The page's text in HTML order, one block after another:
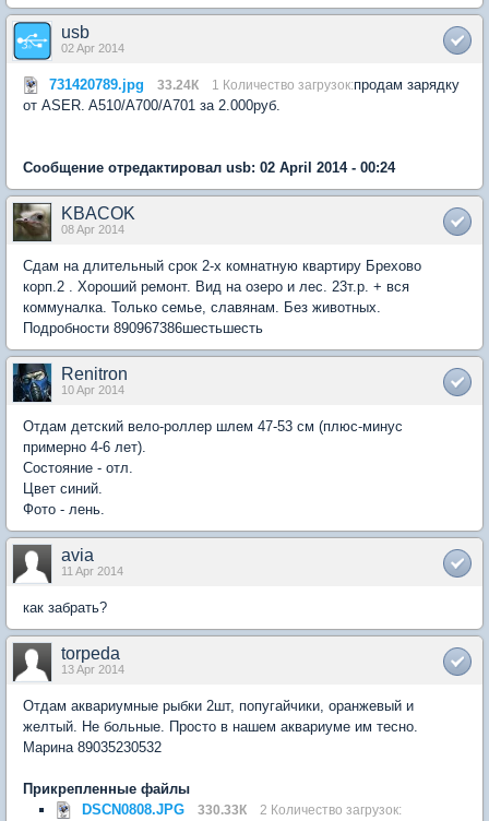
usb
02 Apr 2014
731420789.jpg 33.24К 1 Количество загрузок:продам зарядку
от ASER. A510/A700/A701 за 2.000руб.
Сообщение отредактировал usb: 02 April 2014 - 00:24
KBACOK
08 Apr 2014
Сдам на длительный срок 2-х комнатную квартиру Брехово
корп.2 . Хороший ремонт. Вид на озеро и лес. 23т.р. + вся
коммуналка. Только семье, славянам. Без животных.
Подробности 890967386шестьшесть
Renitron
10 Apr 2014
Отдам детский вело-роллер шлем 47-53 см (плюс-минус
примерно 4-6 лет).
Состояние - отл.
Цвет синий.
Фото - лень.
avia
11 Apr 2014
как забрать?
torpeda
13 Apr 2014
Отдам аквариумные рыбки 2шт, попугайчики, оранжевый и
желтый. Не больные. Просто в нашем аквариуме им тесно.
Марина 89035230532
Прикрепленные файлы
DSCN0808.JPG
330.33К 2 Количество загрузок: